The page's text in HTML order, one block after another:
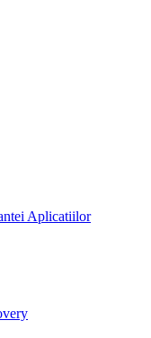
Aplicatiilor